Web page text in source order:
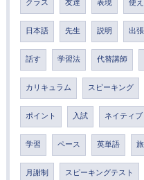
クラス 友達 表現 使
日本語 先生 説明 出
話す 学習法 代替講師
カリキュラム スピーキング
ポイント 入試 ネイティブ
学習 ペース 英単語
月謝制 スピーキングテスト